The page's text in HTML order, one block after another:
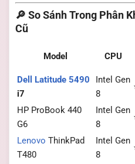
🔎 So Sánh Trong Phân
Cũ
Model CPU
Dell Latitude 5490
i7
Intel Gen
8
HP ProBook 440
G6
Intel Gen
8
Lenovo ThinkPad
T480
Intel Gen
8